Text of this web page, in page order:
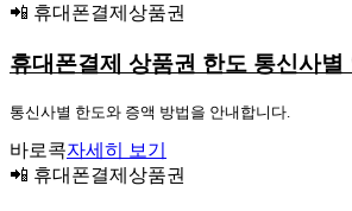
📲 휴대폰결제상품권
휴대폰결제 상품권 한도 통신사별
통신사별 한도와 증액 방법을 안내합니다.
바로콕자세히 보기
📲 휴대폰결제상품권